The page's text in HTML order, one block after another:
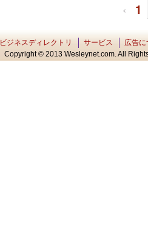
‹ 1
ビジネスディレクトリ サービス
広告に
Copyright © 2013 Wesleynet.com. All